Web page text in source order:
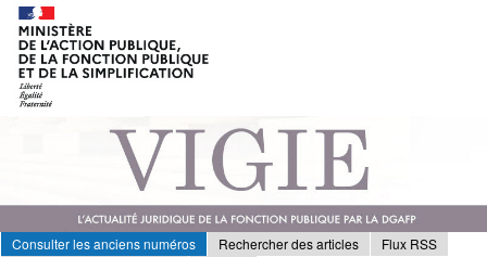
Consulter les anciens numéros Rechercher des articles
Flux RSS